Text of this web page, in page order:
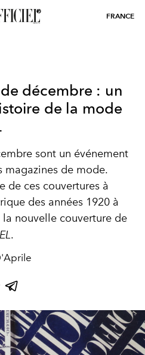
FRANCE
décembre : un
de la mode
sont un événement
de mode.
de ces couvertures à
des années 1920 à
nouvelle couverture de
.